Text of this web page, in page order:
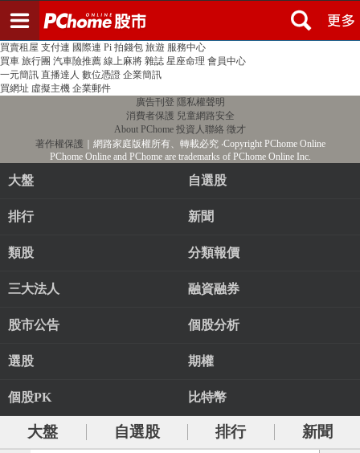
PChome首頁 線上購物 24h購物 書店
買賣租屋 支付連 國際連 Pi 拍錢包 旅遊 服務中心
買車 旅行團 汽車險推薦 線上麻將 雜誌 星座命理 會員中心
一元簡訊 直播達人 數位憑證 企業簡訊
買網址 虛擬主機 企業郵件
廣告刊登 隱私權聲明
消費者保護 兒童網路安全
About PChome 投資人聯絡 徵才
著作權保護 ｜網路家庭版權所有、轉載必究‧Copyright PChome Online
PChome Online and PChome are trademarks of PChome Online Inc.
大盤 自選股
排行 新聞
類股 分類報價
三大法人 融資融券
股市公告 個股分析
選股 期權
個股PK 比特幣
大盤 自選股 排行
新聞